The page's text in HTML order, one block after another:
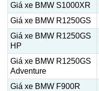
Giá xe BMW S1000XR
Giá xe BMW R1250GS
Giá xe BMW R1250GS
HP
Giá xe BMW R1250GS
Adventure
Giá xe BMW F900R